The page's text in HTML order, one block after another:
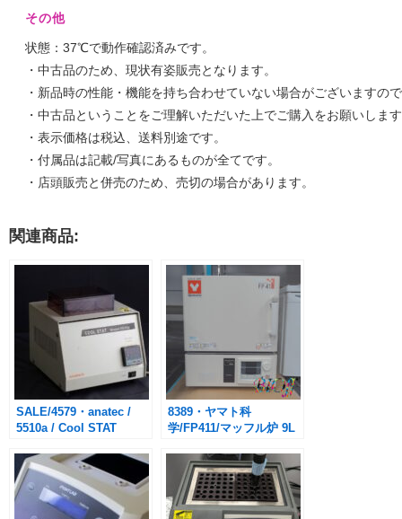
その他
状態：37℃で動作確認済みです。
・中古品のため、現状有姿販売となります。
・新品時の性能・機能を持ち合わせていない場合がございますの
・中古品ということをご理解いただいた上でご購入をお願いしま
・表示価格は税込、送料別途です。
・付属品は記載/写真にあるものが全てです。
・店頭販売と併売のため、売切の場合があります。
関連商品:
SALE/4579・anatec /
5510a / Cool STAT
8389・ヤマト科
学/FP411/マッフル炉 9L